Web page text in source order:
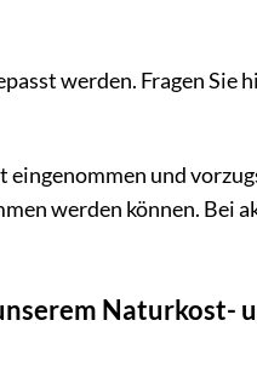
werden. Fragen Sie
und
werden können. Bei
Naturkost-